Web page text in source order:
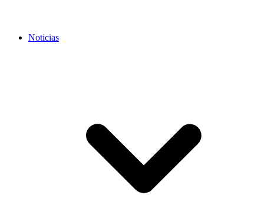
Noticias